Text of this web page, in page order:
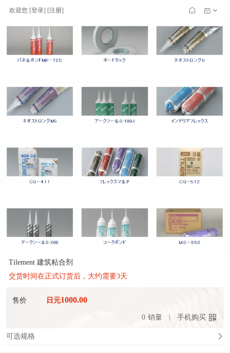
欢迎您 [登录] [注册]
Tilement 建筑粘合剂
交货时间在正式订货后，大约需要3天
售价 日元1000.00
0 销量 手机购买
可选规格